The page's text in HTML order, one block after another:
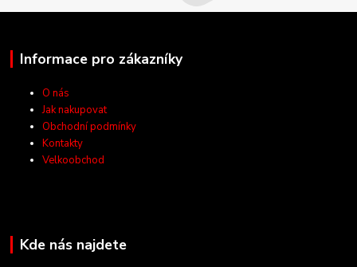
Informace pro zákazníky
O nás
Jak nakupovat
Obchodní podmínky
Kontakty
Velkoobchod
Kde nás najdete